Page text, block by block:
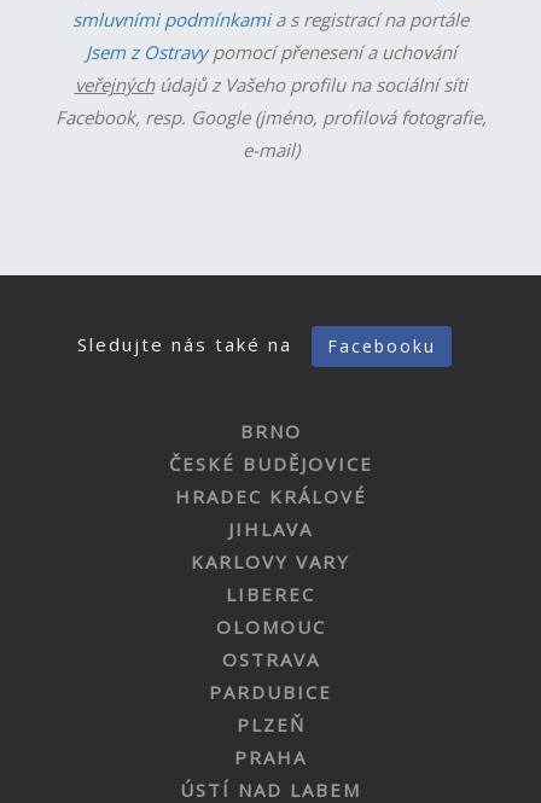
smluvními podmínkamia s registrací na portále
Jsem z Ostravypomocí přenesení a uchování
veřejnýchúdajů z Vašeho profilu na sociální síti
Facebook, resp. Google (jméno, profilová fotografie,
e-mail)
Sledujte nás také na Facebooku
BRNO
ČESKÉ BUDĚJOVICE
HRADEC KRÁLOVÉ
JIHLAVA
KARLOVY VARY
LIBEREC
OLOMOUC
OSTRAVA
PARDUBICE
PLZEŇ
PRAHA
ÚSTÍ NAD LABEM